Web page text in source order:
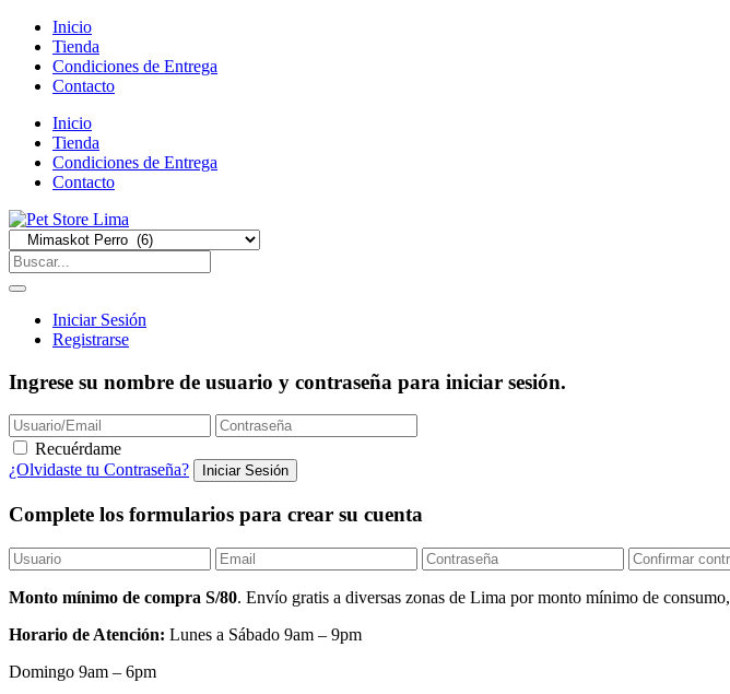
Inicio
Tienda
Condiciones de Entrega
Contacto
Inicio
Tienda
Condiciones de Entrega
Contacto
Iniciar Sesión
Registrarse
Ingrese su nombre de usuario y contraseña para iniciar sesión.
Recuérdame
¿Olvidaste tu Contraseña?
Complete los formularios para crear su cuenta
Monto mínimo de compra S/80. Envío gratis a diversas zonas de Lima por monto mínimo de consumo,
Horario de Atención: Lunes a Sábado 9am – 9pm
Domingo 9am – 6pm